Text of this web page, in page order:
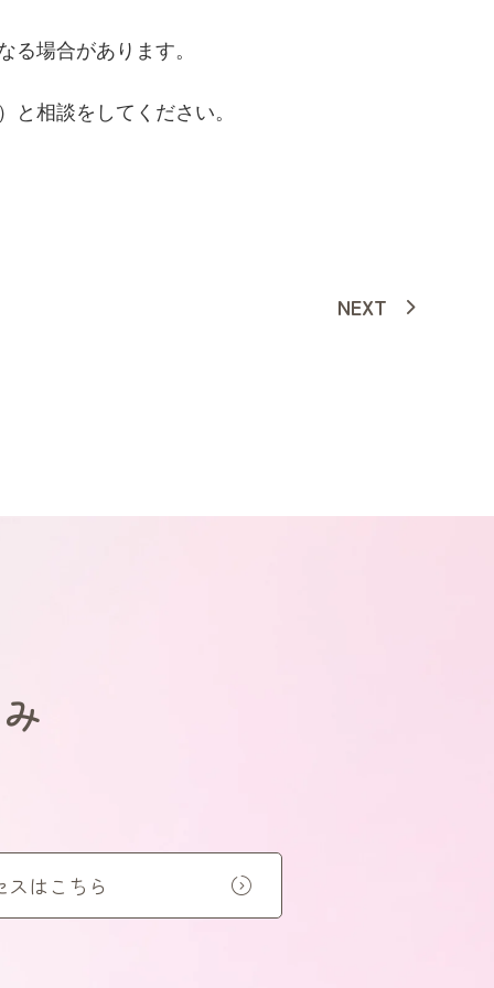
場合があります。
相談をしてください。
NEXT
スはこちら